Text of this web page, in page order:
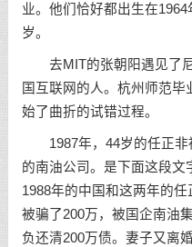
业。他们恰好都出生在
岁。
去MIT的张朝阳遇见了尼
国互联网的人。杭州师范
始了曲折的试错过程。
1987年，44岁的任正非
的南油公司。是下面这段文
1988年的中国和这两年的
被骗了200万，被国企南油
负还清200万债。妻子又离